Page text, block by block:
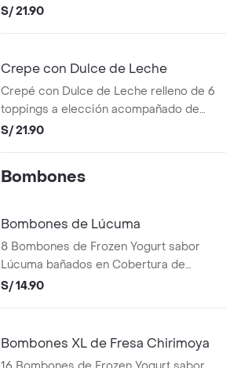
Frozen Yogurt
S/ 21.90
Crepe con Dulce de Leche
Crepé con Dulce de Leche relleno de 6
toppings a elección acompañado de
Frozen Yogurt
S/ 21.90
Bombones
Bombones de Lúcuma
8 Bombones de Frozen Yogurt sabor
Lúcuma bañados en Cobertura de
Chocolate
S/ 14.90
Bombones XL de Fresa Chirimoya